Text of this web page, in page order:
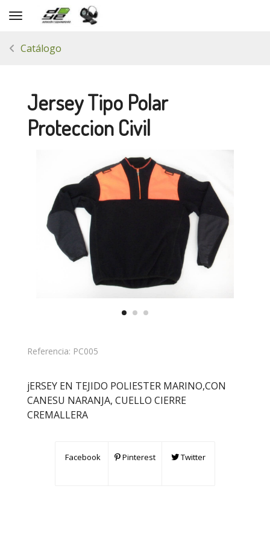
Toggle navigation
Catálogo
Jersey Tipo Polar
Proteccion Civil
Referencia: PC005
jERSEY EN TEJIDO POLIESTER MARINO,CON
CANESU NARANJA, CUELLO CIERRE
CREMALLERA
Facebook Pinterest Twitter